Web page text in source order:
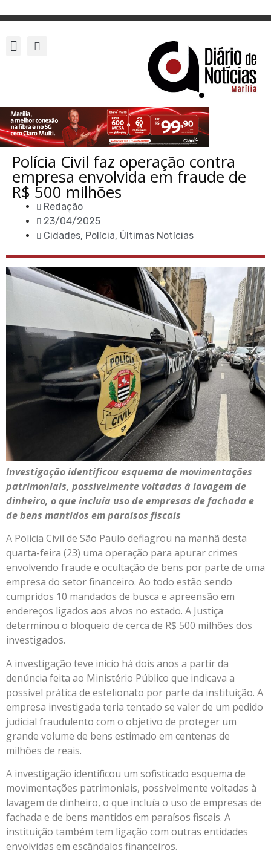
Polícia Civil faz operação contra
empresa envolvida em fraude de
R$ 500 milhões
Redação
23/04/2025
Cidades, Polícia, Últimas Notícias
Investigação identificou esquema de movimentações
patrimoniais, possivelmente voltadas à lavagem de
dinheiro, o que incluía uso de empresas de fachada e
de bens mantidos em paraísos fiscais
A Polícia Civil de São Paulo deflagrou na manhã desta
quarta-feira (23) uma operação para apurar crimes
envolvendo fraude e ocultação de bens por parte de uma
empresa do setor financeiro. Ao todo estão sendo
cumpridos 10 mandados de busca e apreensão em
endereços ligados aos alvos no estado. A Justiça
determinou o bloqueio de cerca de R$ 500 milhões dos
investigados.
A investigação teve início há dois anos a partir da
denúncia feita ao Ministério Público que indicava a
possível prática de estelionato por parte da instituição. A
empresa investigada teria tentado se valer de um pedido
judicial fraudulento com o objetivo de proteger um
grande volume de bens estimado em centenas de
milhões de reais.
A investigação identificou um sofisticado esquema de
movimentações patrimoniais, possivelmente voltadas à
lavagem de dinheiro, o que incluía o uso de empresas de
fachada e de bens mantidos em paraísos fiscais. A
instituição também tem ligação com outras entidades
envolvidas em escândalos financeiros.